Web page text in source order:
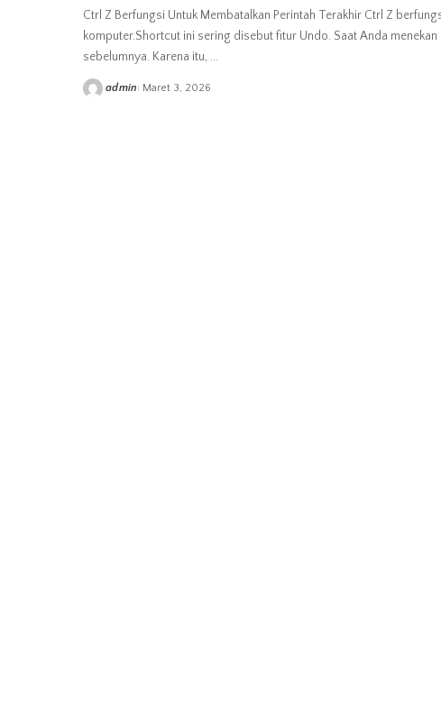
Ctrl Z Berfungsi Untuk Membatalkan Perintah Terakhir Ctrl Z
komputer.Shortcut ini sering disebut fitur Undo. Saat Anda
sebelumnya. Karena itu, ...
Posted
admin Maret 3, 2026